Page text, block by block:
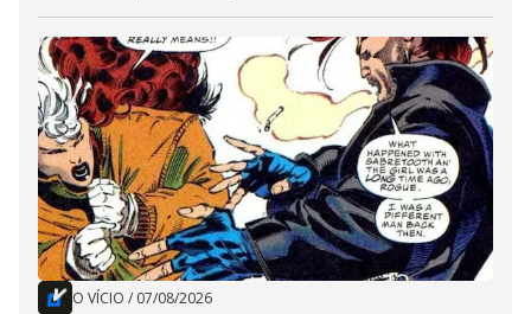
O VÍCIO / 07/08/2026